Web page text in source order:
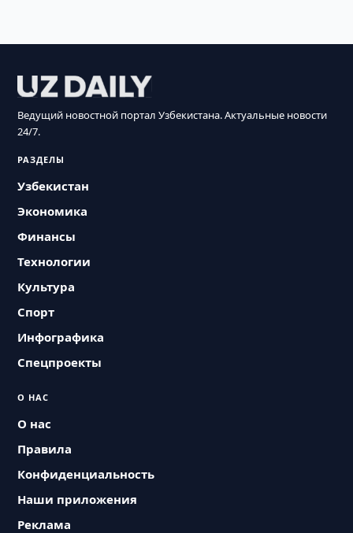
Ведущий новостной портал Узбекистана. Актуальные новости
24/7.
РАЗДЕЛЫ
Узбекистан
Экономика
Финансы
Технологии
Культура
Спорт
Инфографика
Спецпроекты
О НАС
О нас
Правила
Конфиденциальность
Наши приложения
Реклама